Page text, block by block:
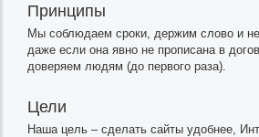
Принципы
Мы соблюдаем сроки, держим слово и
даже если она явно не прописана в
доверяем людям (до первого раза).
Цели
Наша цель – сделать сайты удобнее,